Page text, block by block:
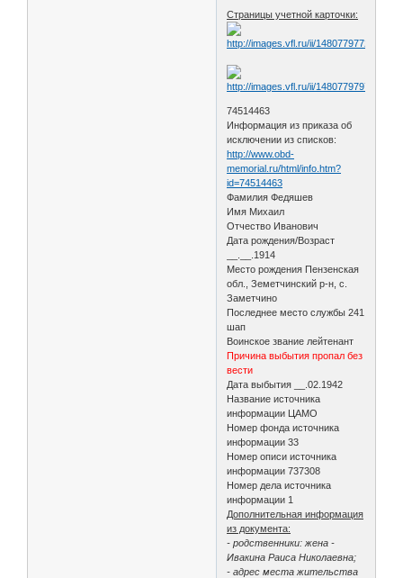
Страницы учетной карточки:
74514463
Информация из приказа об
исключении из списков:
http://www.obd-
memorial.ru/html/info.htm?
id=74514463
Фамилия Федяшев
Имя Михаил
Отчество Иванович
Дата рождения/Возраст
__.__.1914
Место рождения Пензенская
обл., Земетчинский р-н, с.
Заметчино
Последнее место службы 241
шап
Воинское звание лейтенант
Причина выбытия пропал без
вести
Дата выбытия __.02.1942
Название источника
информации ЦАМО
Номер фонда источника
информации 33
Номер описи источника
информации 737308
Номер дела источника
информации 1
Дополнительная информация
из документа:
- родственники: жена -
Ивакина Раиса Николаевна;
- адрес места жительства